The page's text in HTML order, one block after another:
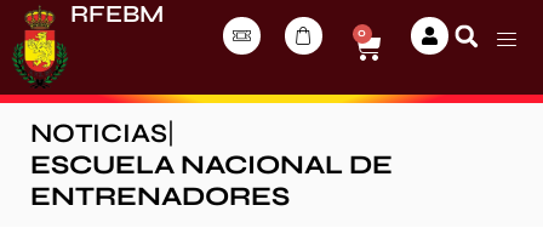
RFEBM
0
NOTICIAS
ESCUELA NACIONAL DE
ENTRENADORES